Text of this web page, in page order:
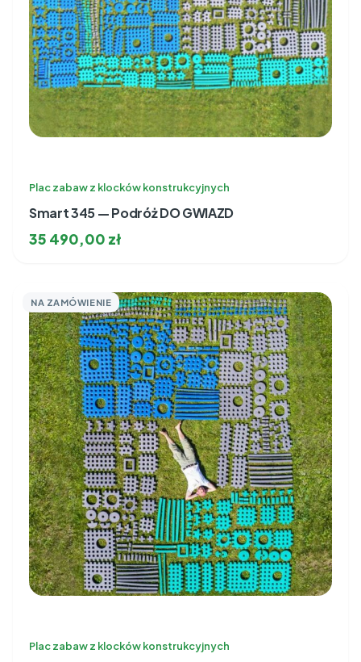
Plac zabaw z klocków konstrukcyjnych
Smart 345 — Podróż DO GWIAZD
35 490,00 zł
NA ZAMÓWIENIE
Plac zabaw z klocków konstrukcyjnych